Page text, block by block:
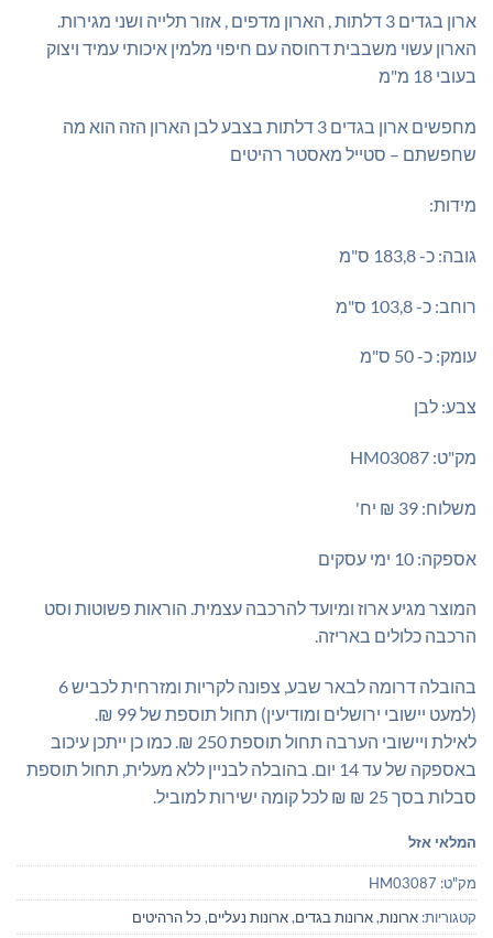
ארון בגדים 3 דלתות , הארון מדפים , אזור תלייה ושני מגירות.
הארון עשוי משבבית דחוסה עם חיפוי מלמין איכותי עמיד ויצוק
בעובי 18 מ"מ
מחפשים ארון בגדים 3 דלתות בצבע לבן הארון הזה הוא מה
שחפשתם – סטייל מאסטר רהיטים
מידות:
גובה: כ- 183,8 ס"מ
רוחב: כ- 103,8 ס"מ
עומק: כ- 50 ס"מ
צבע: לבן
מק"ט: HM03087
משלוח: 39 ₪ יח'
אספקה: 10 ימי עסקים
המוצר מגיע ארוז ומיועד להרכבה עצמית. הוראות פשוטות וסט
הרכבה כלולים באריזה.
בהובלה דרומה לבאר שבע, צפונה לקריות ומזרחית לכביש 6
(למעט יישובי ירושלים ומודיעין) תחול תוספת של 99 ₪.
לאילת ויישובי הערבה תחול תוספת 250 ₪. כמו כן ייתכן עיכוב
באספקה של עד 14 יום. בהובלה לבניין ללא מעלית, תחול תוספת
סבלות בסך 25 ₪ ₪ לכל קומה ישירות למוביל.
המלאי אזל
מק"ט: HM03087
קטגוריות: ארונות,ארונות בגדים,ארונות נעליים, כל הרהיטים